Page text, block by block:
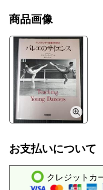
商品画像
お支払いについて
クレジットカ